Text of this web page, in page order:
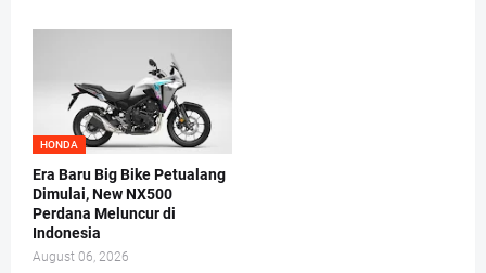
HONDA
Era Baru Big Bike Petualang
Dimulai, New NX500
Perdana Meluncur di
Indonesia
August 06, 2026